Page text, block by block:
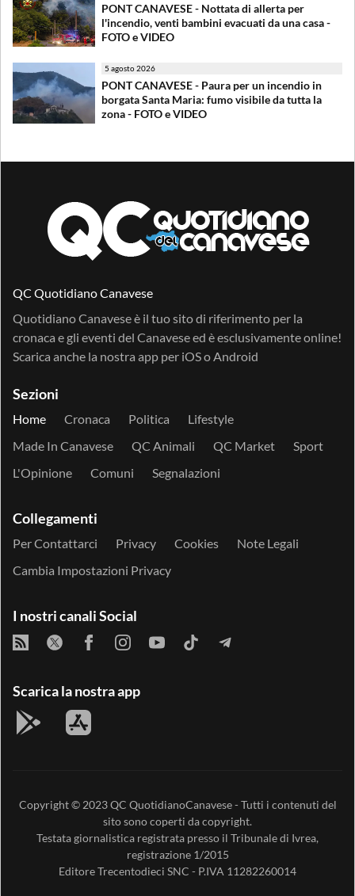
PONT CANAVESE - Nottata di allerta per
l'incendio, venti bambini evacuati da una casa -
FOTO e VIDEO
5 agosto 2026
PONT CANAVESE - Paura per un incendio in
borgata Santa Maria: fumo visibile da tutta la
zona - FOTO e VIDEO
QC Quotidiano Canavese
Quotidiano Canavese è il tuo sito di riferimento per la
cronaca e gli eventi del Canavese ed è esclusivamente online!
Scarica anche la nostra app per iOSo Android
Sezioni
Home Cronaca Politica
Lifestyle
Made In Canavese
QC Animali QC Market
Sport
L'Opinione
Comuni Segnalazioni
Collegamenti
Per Contattarci Privacy Cookies
Note Legali
Cambia Impostazioni Privacy
I nostri canali Social
Scarica la nostra app
Copyright © 2023QC QuotidianoCanavese- Tutti i contenuti del
sito sono coperti da copyright.
Testata giornalistica registrata presso il Tribunale di Ivrea,
registrazione 1/2015
EditoreTrecentodieci SNC - P.IVA 11282260014